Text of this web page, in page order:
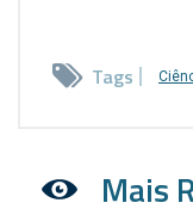
Tags
Mais